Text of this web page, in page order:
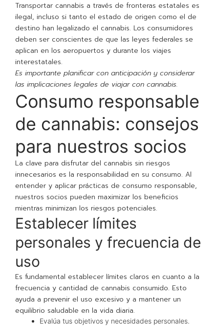
Transportar cannabis a través de fronteras estatales es
ilegal, incluso si tanto el estado de origen como el de
destino han legalizado el cannabis. Los consumidores
deben ser conscientes de que las leyes federales se
aplican en los aeropuertos y durante los viajes
interestatales.
Es importante planificar con anticipación y considerar
las implicaciones legales de viajar con cannabis.
Consumo responsable
de cannabis: consejos
para nuestros socios
La clave para disfrutar del cannabis sin riesgos
innecesarios es la responsabilidad en su consumo. Al
entender y aplicar prácticas de consumo responsable,
nuestros socios pueden maximizar los beneficios
mientras minimizan los riesgos potenciales.
Establecer límites
personales y frecuencia de
uso
Es fundamental establecer límites claros en cuanto a la
frecuencia y cantidad de cannabis consumido. Esto
ayuda a prevenir el uso excesivo y a mantener un
equilibrio saludable en la vida diaria.
Evalúa tus objetivos y necesidades personales.